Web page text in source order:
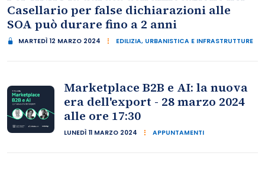
Casellario per false dichiarazioni alle
SOA può durare fino a 2 anni
MARTEDÌ 12 MARZO 2024 EDILIZIA, URBANISTICA E INFRASTRUTTURE
Marketplace B2B e AI: la nuova
era dell'export - 28 marzo 2024
alle ore 17:30
LUNEDÌ 11 MARZO 2024 APPUNTAMENTI